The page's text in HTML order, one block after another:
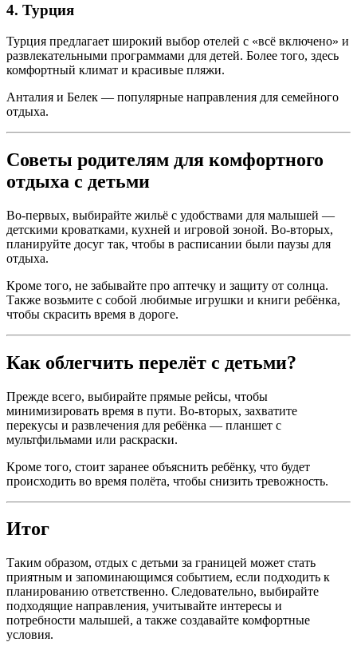
4. Турция
Турция предлагает широкий выбор отелей с «всё включено» и
развлекательными программами для детей. Более того, здесь
комфортный климат и красивые пляжи.
Анталия и Белек — популярные направления для семейного
отдыха.
Советы родителям для комфортного
отдыха с детьми
Во-первых, выбирайте жильё с удобствами для малышей —
детскими кроватками, кухней и игровой зоной. Во-вторых,
планируйте досуг так, чтобы в расписании были паузы для
отдыха.
Кроме того, не забывайте про аптечку и защиту от солнца.
Также возьмите с собой любимые игрушки и книги ребёнка,
чтобы скрасить время в дороге.
Как облегчить перелёт с детьми?
Прежде всего, выбирайте прямые рейсы, чтобы
минимизировать время в пути. Во-вторых, захватите
перекусы и развлечения для ребёнка — планшет с
мультфильмами или раскраски.
Кроме того, стоит заранее объяснить ребёнку, что будет
происходить во время полёта, чтобы снизить тревожность.
Итог
Таким образом, отдых с детьми за границей может стать
приятным и запоминающимся событием, если подходить к
планированию ответственно. Следовательно, выбирайте
подходящие направления, учитывайте интересы и
потребности малышей, а также создавайте комфортные
условия.